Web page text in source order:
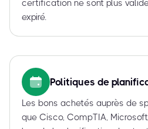
certification ne sont plus
expiré.
Politiques de
Les bons achetés auprès de
que Cisco, CompTIA,